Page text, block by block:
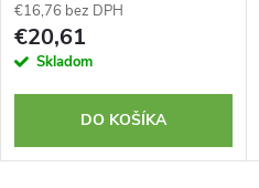
€16,76 bez DPH
€20,61
Skladom
DO KOŠÍKA